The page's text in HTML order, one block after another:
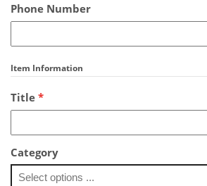
Phone Number
Item Information
Title *
Category